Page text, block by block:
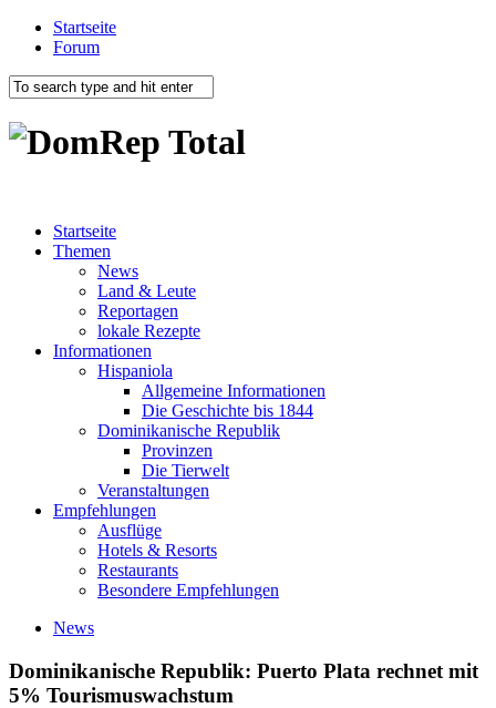
Startseite
Forum
Startseite
Themen
News
Land & Leute
Reportagen
lokale Rezepte
Informationen
Hispaniola
Allgemeine Informationen
Die Geschichte bis 1844
Dominikanische Republik
Provinzen
Die Tierwelt
Veranstaltungen
Empfehlungen
Ausflüge
Hotels & Resorts
Restaurants
Besondere Empfehlungen
News
Dominikanische Republik: Puerto Plata rechnet mit
5% Tourismuswachstum